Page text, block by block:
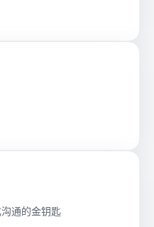
通的金钥匙